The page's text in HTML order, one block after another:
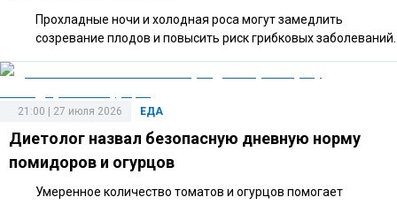
Прохладные ночи и холодная роса могут замедлить
созревание плодов и повысить риск грибковых заболеваний.
ЕДА
21:00 | 27 июля 2026
Диетолог назвал безопасную дневную норму
помидоров и огурцов
Умеренное количество томатов и огурцов помогает